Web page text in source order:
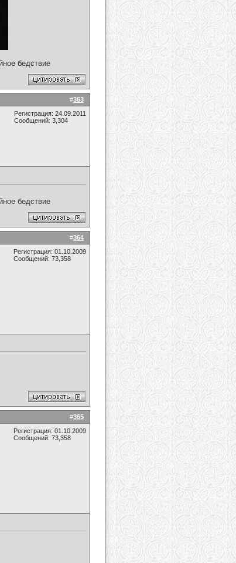
бедствие
#363
Регистрация: 24.09.2011
Сообщений: 3,304
бедствие
#364
Регистрация: 01.10.2009
Сообщений: 73,358
#365
Регистрация: 01.10.2009
Сообщений: 73,358